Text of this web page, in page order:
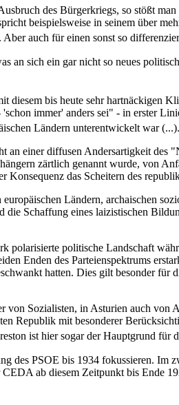
des Bürgerkriegs, so stößt
beispielsweise in seinem über
Aber auch für einen sonst so
an sich ein gar nicht so neues
bis heute sehr hartnäckigen
immer' anders sei" - in erster
Ländern unterentwickelt war
einer diffusen Andersartigkeit des
zärtlich genannt wurde, von
Konsequenz das Scheitern des
Ländern, archaischen
Schaffung eines laizistischen
polarisierte politische Landschaft
Enden des Parteienspektrums
hatten. Dies gilt besonder für
Sozialisten, in Asturien auch
Republik mit besonderer
ist hier sogar der Hauptgrund für
des PSOE bis 1934 fokussieren.
ab diesem Zeitpunkt bis Ende